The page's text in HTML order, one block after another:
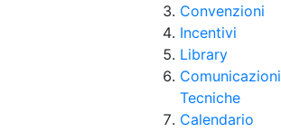
Convenzioni
Incentivi
Library
Comunicazioni
Tecniche
Calendario